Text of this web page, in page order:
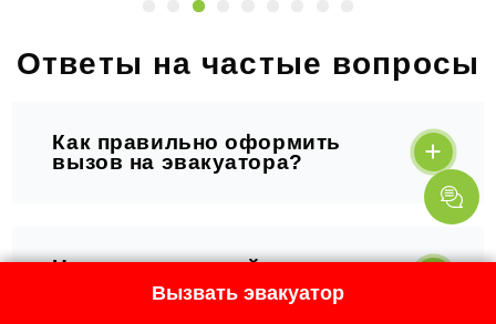
Ответы на частые вопросы
Как правильно оформить
вызов на эвакуатора?
Нужен экстренный вызов:
как скоро приедет
помощь?
Вызвать эвакуатор